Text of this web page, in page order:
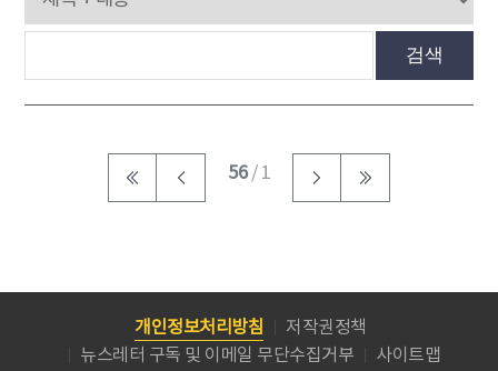
검색
56/ 1
개인정보처리방침
저작권정책
뉴스레터 구독 및 이메일 무단수집거부
사이트맵